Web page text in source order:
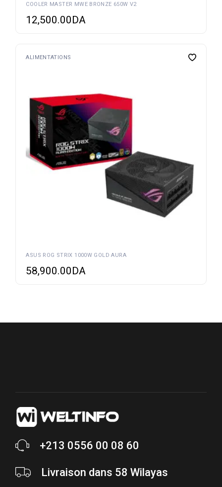
COOLER MASTER MWE BRONZE 650W V2
12,500.00DA
ALIMENTATIONS
ASUS ROG STRIX 1000W GOLD AURA
58,900.00DA
+213 0556 00 08 60
Livraison dans 58 Wilayas